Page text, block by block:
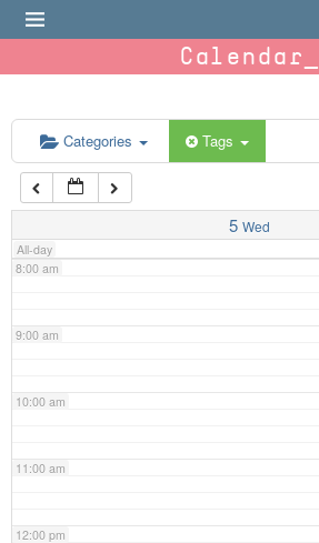
Calendar
Categories Tags
5 Wed
All-day
6:00 am
7:00 am
8:00 am
9:00 am
10:00 am
11:00 am
12:00 pm